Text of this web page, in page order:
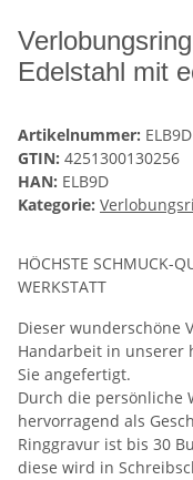
Edelstahl mit
Artikelnummer: ELB9D
GTIN: 4251300130256
HAN: ELB9D
Kategorie:
HÖCHSTE SCHMUCK-
WERKSTATT
Dieser wunderschöne
Handarbeit in unserer
Sie angefertigt.
Durch die persönliche
hervorragend als
Ringgravur ist bis 30
diese wird in